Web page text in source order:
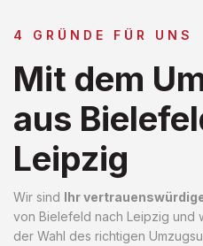
4 GRÜNDE FÜR UNS
Mit dem
aus
Leipzig
Wir sind Ihr
von Bielefeld nach Leipzig und
der Wahl des richtigen